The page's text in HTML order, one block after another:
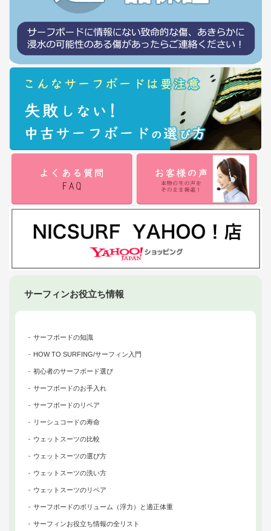
サーフィンお役立ち情報
サーフボードの知識
HOW TO SURFING/サーフィン入門
初心者のサーフボード選び
サーフボードのお手入れ
サーフボードのリペア
リーシュコードの寿命
ウェットスーツの比較
ウェットスーツの選び方
ウェットスーツの洗い方
ウェットスーツのリペア
サーフボードのボリューム（浮力）と適正体重
サーフィンお役立ち情報の全リスト